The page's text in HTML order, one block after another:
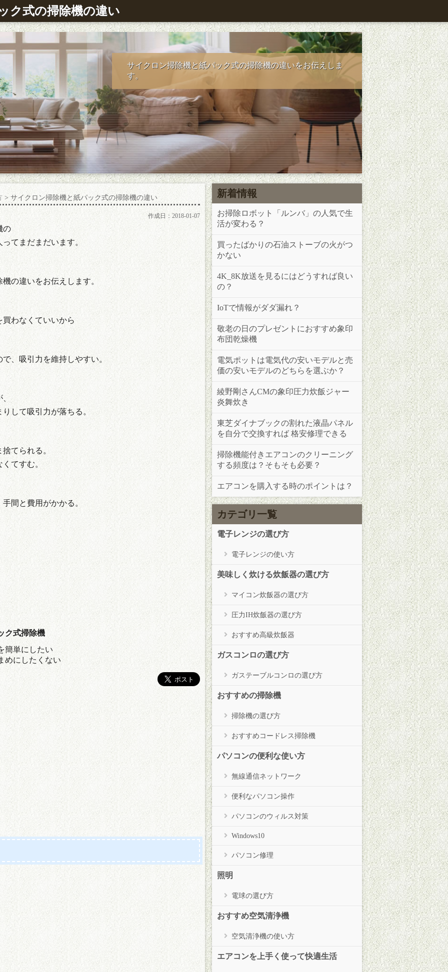
ク式の掃除機の違い
サイクロン掃除機と紙パック式の掃除機の違いをお伝えしま
す。
> サイクロン掃除機と紙パック式の掃除機の違い
作成日： 2018-01-07
の
てまだまだいます。
の違いをお伝えします。
わなくていいから
、吸引力を維持しやすい。
して吸引力が落ちる。
てられる。
てすむ。
間と費用がかかる。
ク式掃除機
簡単にしたい
めにしたくない
新着情報
お掃除ロボット「ルンバ」の人気で生
活が変わる？
買ったばかりの石油ストーブの火がつ
かない
4K_8K放送を見るにはどうすれば良い
の？
IoTで情報がダダ漏れ？
敬老の日のプレゼントにおすすめ象印
布団乾燥機
電気ポットは電気代の安いモデルと売
価の安いモデルのどちらを選ぶか？
綾野剛さんCMの象印圧力炊飯ジャー
炎舞炊き
東芝ダイナブックの割れた液晶パネル
を自分で交換すれば 格安修理できる
掃除機能付きエアコンのクリーニング
する頻度は？そもそも必要？
エアコンを購入する時のポイントは？
カテゴリ一覧
電子レンジの選び方
電子レンジの使い方
美味しく炊ける炊飯器の選び方
マイコン炊飯器の選び方
圧力IH炊飯器の選び方
おすすめ高級炊飯器
ガスコンロの選び方
ガステーブルコンロの選び方
おすすめの掃除機
掃除機の選び方
おすすめコードレス掃除機
パソコンの便利な使い方
無線通信ネットワーク
便利なパソコン操作
パソコンのウィルス対策
Windows10
パソコン修理
照明
電球の選び方
おすすめ空気清浄機
空気清浄機の使い方
エアコンを上手く使って快適生活